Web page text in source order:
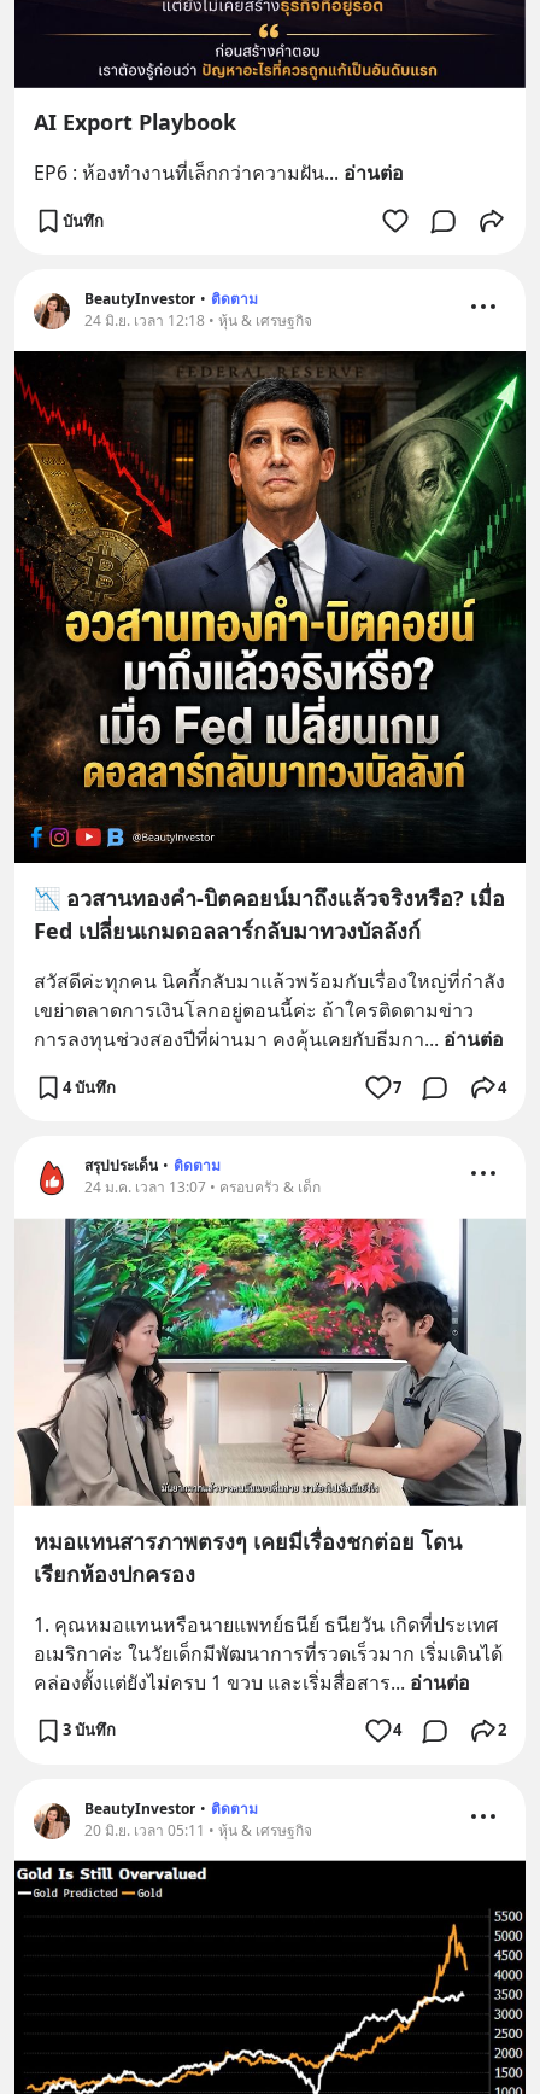
AI Export Playbook
EP6 : ห้องทำงานที่เล็กกว่าความฝัน... อ่านต่อ
บันทึก
BeautyInvestor • ติดตาม
24 มิ.ย. เวลา 12:18 • หุ้น & เศรษฐกิจ
📉 อวสานทองคำ-บิตคอยน์มาถึงแล้วจริงหรือ? เมื่อ
Fed เปลี่ยนเกมดอลลาร์กลับมาทวงบัลลังก์
สวัสดีค่ะทุกคน นิคกี้กลับมาแล้วพร้อมกับเรื่องใหญ่ที่กำลัง
เขย่าตลาดการเงินโลกอยู่ตอนนี้ค่ะ ถ้าใครติดตามข่าว
การลงทุนช่วงสองปีที่ผ่านมา คงคุ้นเคยกับธีมกา... อ่านต่อ
4 บันทึก 7 4
สรุปประเด็น • ติดตาม
24 ม.ค. เวลา 13:07 • ครอบครัว & เด็ก
หมอแทนสารภาพตรงๆ เคยมีเรื่องชกต่อย โดน
เรียกห้องปกครอง
1. คุณหมอแทนหรือนายแพทย์ธนีย์ ธนียวัน เกิดที่ประเทศ
อเมริกาค่ะ ในวัยเด็กมีพัฒนาการที่รวดเร็วมาก เริ่มเดินได้
คล่องตั้งแต่ยังไม่ครบ 1 ขวบ และเริ่มสื่อสาร... อ่านต่อ
3 บันทึก 4 2
BeautyInvestor • ติดตาม
20 มิ.ย. เวลา 05:11 • หุ้น & เศรษฐกิจ